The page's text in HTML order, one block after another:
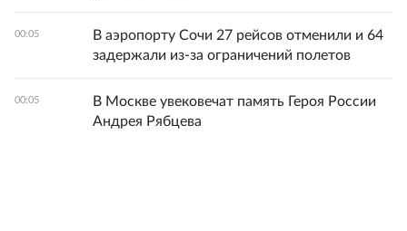
00:05
В аэропорту Сочи 27 рейсов отменили и 64
задержали из-за ограничений полетов
00:05
В Москве увековечат память Героя России
Андрея Рябцева